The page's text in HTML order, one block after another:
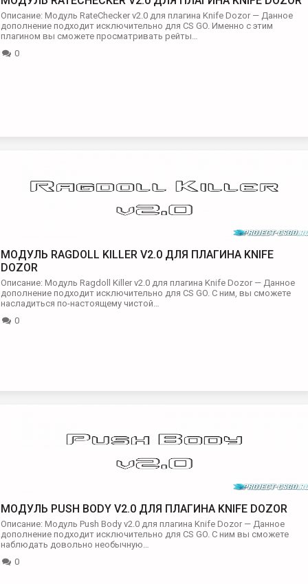
Описание: Модуль RateChecker v2.0 для плагина Knife Dozor — Данное
дополнение подходит исключительно для CS GO. Именно с этим
плагином вы сможете просматривать рейты…
0
МОДУЛЬ RAGDOLL KILLER V2.0 ДЛЯ ПЛАГИНА KNIFE
DOZOR
Описание: Модуль Ragdoll Killer v2.0 для плагина Knife Dozor — Данное
дополнение подходит исключительно для CS GO. С ним, вы сможете
насладиться по-настоящему чистой…
0
МОДУЛЬ PUSH BODY V2.0 ДЛЯ ПЛАГИНА KNIFE DOZOR
Описание: Модуль Push Body v2.0 для плагина Knife Dozor — Данное
дополнение подходит исключительно для CS GO. С ним вы сможете
наблюдать довольно необычную…
0